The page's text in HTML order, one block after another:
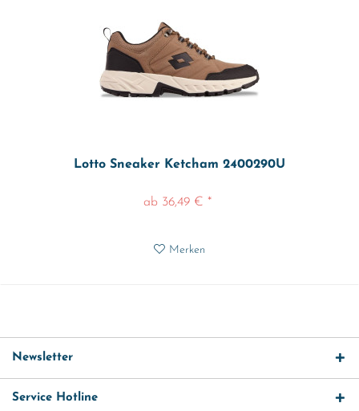
Lotto Sneaker Ketcham 2400290U
ab 36,49 € *
Merken
Newsletter
Service Hotline